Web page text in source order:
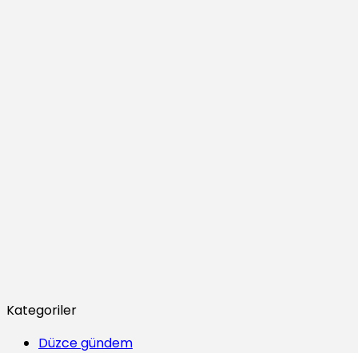
Kategoriler
Düzce gündem